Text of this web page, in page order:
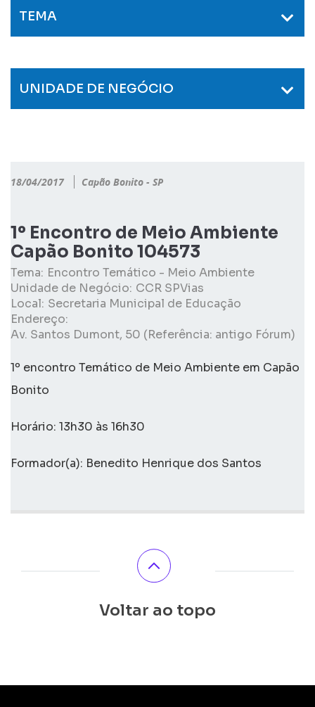
TEMA
UNIDADE DE NEGÓCIO
18/04/2017 Capão Bonito - SP
1º Encontro de Meio Ambiente
Capão Bonito 104573
Tema: Encontro Temático - Meio Ambiente
Unidade de Negócio: CCR SPVias
Local: Secretaria Municipal de Educação
Endereço:
Av. Santos Dumont, 50 (Referência: antigo Fórum)
1º encontro Temático de Meio Ambiente em Capão
Bonito
Horário: 13h30 às 16h30
Formador(a): Benedito Henrique dos Santos
Voltar ao topo